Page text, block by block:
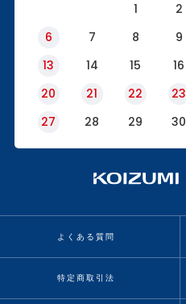
1 2
6
7 8 9
13
14 15 16
20
21 22 23
27
28 29 30
よくある質問
特定商取引法